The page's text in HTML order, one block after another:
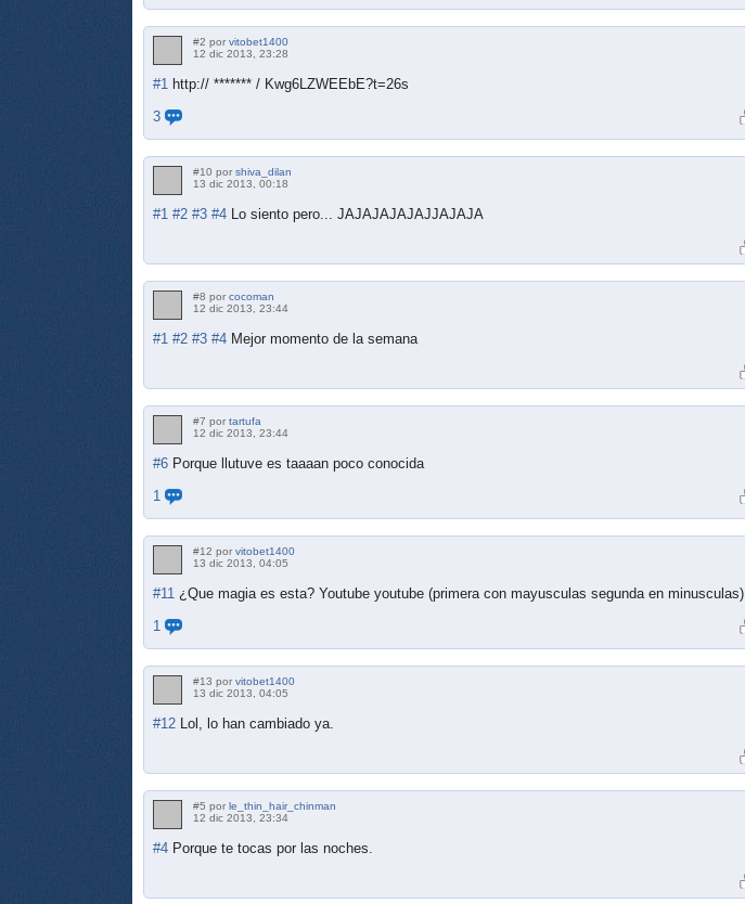
#2 por vitobet1400
12 dic 2013, 23:28
#1 http:// ******* / Kwg6LZWEEbE?t=26s
3
#10 por shiva_dilan
13 dic 2013, 00:18
#1 #2 #3 #4 Lo siento pero... JAJAJAJAJAJJAJAJA
#8 por cocoman
12 dic 2013, 23:44
#1 #2 #3 #4 Mejor momento de la semana
#7 por tartufa
12 dic 2013, 23:44
#6 Porque llutuve es taaaan poco conocida
1
#12 por vitobet1400
13 dic 2013, 04:05
#11 ¿Que magia es esta? Youtube youtube (primera con mayusculas segunda en minusculas)
1
#13 por vitobet1400
13 dic 2013, 04:05
#12 Lol, lo han cambiado ya.
#5 por le_thin_hair_chinman
12 dic 2013, 23:34
#4 Porque te tocas por las noches.